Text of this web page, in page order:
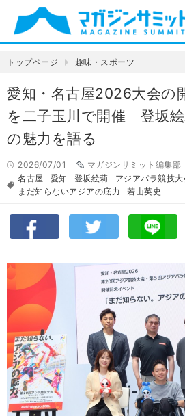
トップページ 趣味・スポーツ
愛知・名古屋2026大会の
を二子玉川で開催 登坂
の魅力を語る
2026/07/01
マガジンサミット編集部
名古屋
愛知 登坂絵莉 アジアパラ競技大
まだ知らないアジアの底力
若山英史